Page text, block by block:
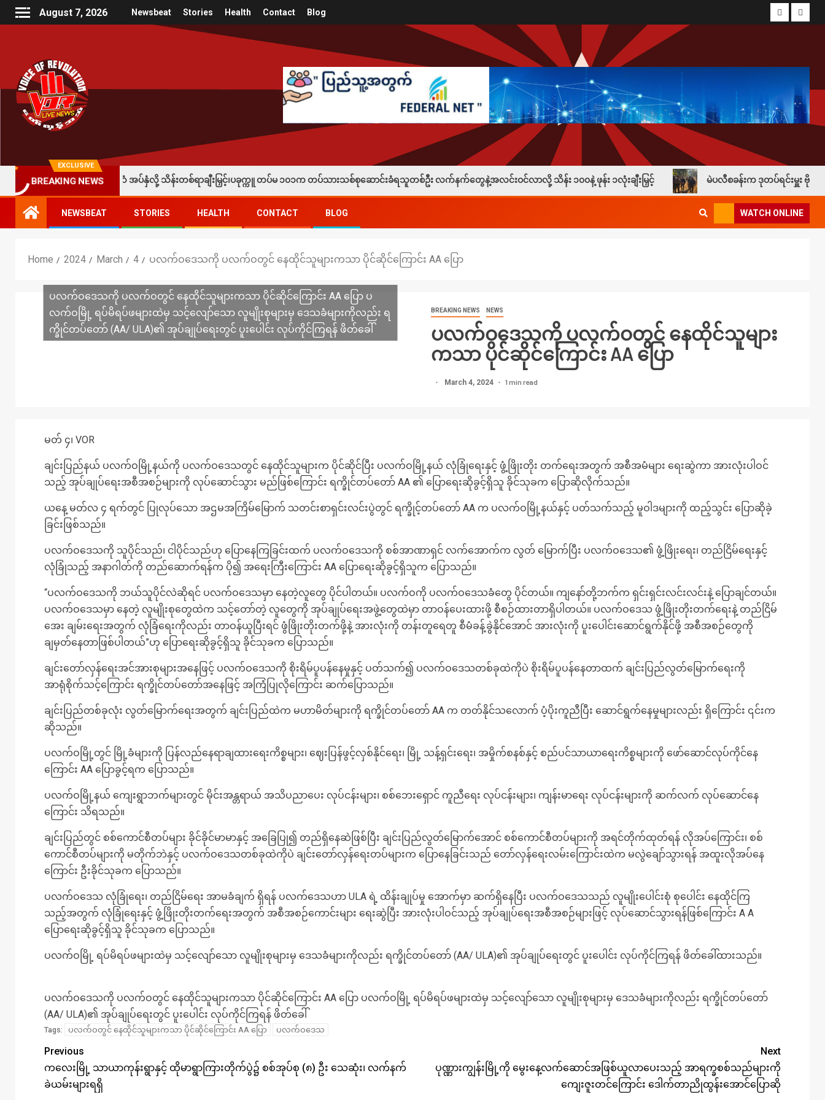
August 7, 2026 Newsbeat Stories Health Contact Blog
EXCLUSIVE
BREAKING NEWS
ရေးတပ်တွေထံ အပ်နှံလို့ သိန်းတစ်ရာချီးမြှင့်၊ပခုက္ကူ တပ်မ ၁၀၁က တပ်သားသစ်စုဆောင်းခံရသူတစ်ဦး လက်နက်တွေနဲ့အလင်းဝင်လာလို့ သိန်း ၁၀၀နဲ့ ဖုန်း ၁လုံးချီးမြှင့် မဲပလီစခန်းက ဒုတပ်ရင်းမှူး ဗိုလ်မှူးခန့်နိုင်၊ ဗိုလ်က
NEWSBEAT STORIES HEALTH CONTACT BLOG WATCH ONLINE
Home 2024 March 4 ပလက်ဝဒေသကို ပလက်ဝတွင် နေထိုင်သူများကသာ ပိုင်ဆိုင်ကြောင်း AA ပြော
ပလက်ဝဒေသကို ပလက်ဝတွင် နေထိုင်သူများကသာ ပိုင်ဆိုင်ကြောင်း AA ပြော ပ
လက်ဝမြို့ ရပ်မိရပ်ဖများထဲမှ သင့်လျော်သော လူမျိုးစုများမှ ဒေသခံများကိုလည်း ရ
က္ခိုင်တပ်တော် (AA/ ULA)၏ အုပ်ချုပ်ရေးတွင် ပူးပေါင်း လုပ်ကိုင်ကြရန် ဖိတ်ခေါ်
BREAKING NEWS NEWS
ပလက်ဝဒေသကို ပလက်ဝတွင် နေထိုင်သူများ
ကသာ ပိုင်ဆိုင်ကြောင်း AA ပြော
March 4, 2024 1 min read
မတ် ၄၊ VOR
ချင်းပြည်နယ် ပလက်ဝမြို့နယ်ကို ပလက်ဝဒေသတွင် နေထိုင်သူများက ပိုင်ဆိုင်ပြီး ပလက်ဝမြို့နယ် လုံခြုံရေးနှင့် ဖွံ့ဖြိုးတိုး တက်ရေးအတွက် အစီအမံများ ရေးဆွဲကာ အားလုံးပါဝင်
သည့် အုပ်ချုပ်ရေးအစီအစဉ်များကို လုပ်ဆောင်သွား မည်ဖြစ်ကြောင်း ရက္ခိုင်တပ်တော် AA ၏ ပြောရေးဆိုခွင့်ရှိသူ ခိုင်သုခက ပြောဆိုလိုက်သည်။
ယနေ့ မတ်လ ၄ ရက်တွင် ပြုလုပ်သော အဌမအကြိမ်မြောက် သတင်းစာရှင်းလင်းပွဲတွင် ရက္ခိုင့်တပ်တော် AA က ပလက်ဝမြို့နယ်နှင့် ပတ်သက်သည့် မူဝါဒများကို ထည့်သွင်း ပြောဆိုခဲ့
ခြင်းဖြစ်သည်။
ပလက်ဝဒေသကို သူပိုင်သည်၊ ငါပိုင်သည်ဟု ပြောနေကြခြင်းထက် ပလက်ဝဒေသကို စစ်အာဏာရှင် လက်အောက်က လွတ် မြောက်ပြီး ပလက်ဝဒေသ၏ ဖွံ့ဖြိုးရေး၊ တည်ငြိမ်ရေးနှင့်
လုံခြုံသည့် အနာဂါတ်ကို တည်ဆောက်ရန်က ပို၍ အရေးကြီးကြောင်း AA ပြောရေးဆိုခွင့်ရှိသူက ပြောသည်။
“ပလက်ဝဒေသကို ဘယ်သူပိုင်လဲဆိုရင် ပလက်ဝဒေသမှာ‌ နေတဲ့လူတွေ ပိုင်ပါတယ်။ ပလက်ဝကို ပလက်ဝဒေသခံတွေ ပိုင်တယ်။ ကျနော်တို့ဘက်က ရှင်းရှင်းလင်းလင်းနဲ့ ပြောချင်တယ်။
ပလက်ဝဒေသမှာ‌ နေတဲ့ လူမျိုးစုတွေထဲက သင့်တော်တဲ့ လူတွေကို အုပ်ချုပ်ရေးအဖွဲ့တွေထဲမှာ တာဝန်ပေးထားဖို့ စီစဉ်ထားတာရှိပါတယ်။ ပလက်ဝဒေသ ဖွံ့ဖြိုးတိုးတက်ရေးနဲ့ တည်ငြိမ်
အေး ချမ်းရေးအတွက် လုံခြံရေးကိုလည်း တာဝန်ယူပြီးရင် ဖွံဖြိုးတိုးတက်ဖို့နဲ့ အားလုံးကို တန်းတူရေတူ စီမံခန့်ခွဲနိုင်အောင် အားလုံးကို ပူးပေါင်းဆောင်ရွက်နိုင်ဖို့ အစီအစဉ်တွေကို
ချမှတ်နေတာဖြစ်ပါတယ်”ဟု ပြောရေးဆိုခွင့်ရှိသူ ခိုင်သုခက ပြောသည်။
ချင်းတော်လှန်ရေးအင်အားစုများအနေဖြင့် ပလက်ဝဒေသကို စိုးရိမ်ပူပန်နေမှုနှင့် ပတ်သက်၍ ပလက်ဝဒေသတစ်ခုထဲကိုပဲ စိုးရိမ်ပူပန်နေတာထက် ချင်းပြည်လွတ်မြောက်ရေးကို
အာရုံစိုက်သင့်ကြောင်း ရက္ခိုင်တပ်တော်အနေဖြင့် အကြံပြုလိုကြောင်း ဆက်ပြောသည်။
ချင်းပြည်တစ်ခုလုံး လွတ်မြောက်ရေးအတွက် ချင်းပြည်ထဲက မဟာမိတ်များကို ရက္ခိုင်တပ်တော် AA က တတ်နိုင်သလောက် ပံ့ပိုးကူညီပြီး ဆောင်ရွက်နေမှုများလည်း ရှိကြောင်း ၎င်းက
ဆိုသည်။
ပလက်ဝမြို့တွင် မြို့ခံများကို ပြန်လည်နေရာချထားရေးကိစ္စများ၊ ဈေးပြန်ဖွင့်လှစ်နိုင်ရေး၊ မြို့ သန့်ရှင်းရေး၊ အမှိုက်စနစ်နှင့် စည်ပင်သာယာရေးကိစ္စများကို ဖော်ဆောင်လုပ်ကိုင်နေ
ကြောင်း AA ပြောခွင့်ရက ပြောသည်။
ပလက်ဝမြို့နယ် ကျေးရွာဘက်များတွင် မိုင်းအန္တရာယ် အသိပညာပေး လုပ်ငန်းများ၊ စစ်ဘေးရှောင် ကူညီရေး လုပ်ငန်းများ၊ ကျန်းမာရေး လုပ်ငန်းများကို ဆက်လက် လုပ်ဆောင်နေ
ကြောင်း သိရသည်။
ချင်းပြည်တွင် စစ်ကောင်စီတပ်များ ခိုင်ခိုင်မာမာနှင့် အခြေပြု၍ တည်ရှိနေဆဲဖြစ်ပြီး ချင်းပြည်လွတ်မြောက်အောင် စစ်ကောင်စီတပ်များကို အရင်တိုက်ထုတ်ရန် လိုအပ်ကြောင်း၊ စစ်
ကောင်စီတပ်များကို မတိုက်ဘဲနှင့် ပလက်ဝဒေသတစ်ခုထဲကိုပဲ ချင်းတော်လှန်ရေးတပ်များက ပြောနေခြင်းသည် တော်လှန်ရေးလမ်းကြောင်းထဲက မလွဲချော်သွားရန် အထူးလိုအပ်နေ
ကြောင်း ဦးခိုင်သုခက ပြောသည်။
ပလက်ဝဒေသ လုံခြုံရေး၊ တည်ငြိမ်ရေး အာမခံချက် ရှိရန် ပလက်ဒေသဟာ ULA ရဲ့ ထိန်းချုပ်မှု အောက်မှာ ဆက်ရှိနေပြီး ပလက်ဝဒေသသည် လူမျိုးပေါင်းစုံ စုပေါင်း နေထိုင်ကြ
သည့်အတွက် လုံခြုံရေးနှင့် ဖွံ့ဖြိုးတိုးတက်ရေးအတွက် အစီအစဉ်ကောင်းများ ရေးဆွဲပြီး အားလုံးပါဝင်သည့် အုပ်ချုပ်ရေးအစီအစဉ်များဖြင့် လုပ်ဆောင်သွားရန်ဖြစ်ကြောင်း A A
ပြောရေးဆိုခွင့်ရှိသူ ခိုင်သုခက ပြောသည်။
ပလက်ဝမြို့ ရပ်မိရပ်ဖများထဲမှ သင့်လျော်သော လူမျိုးစုများမှ ဒေသခံများကိုလည်း ရက္ခိုင်တပ်တော် (AA/ ULA)၏ အုပ်ချုပ်ရေးတွင် ပူးပေါင်း လုပ်ကိုင်ကြရန် ဖိတ်ခေါ်ထားသည်။
ပလက်ဝဒေသကို ပလက်ဝတွင် နေထိုင်သူများကသာ ပိုင်ဆိုင်ကြောင်း AA ပြော ပလက်ဝမြို့ ရပ်မိရပ်ဖများထဲမှ သင့်လျော်သော လူမျိုးစုများမှ ဒေသခံများကိုလည်း ရက္ခိုင်တပ်တော်
(AA/ ULA)၏ အုပ်ချုပ်ရေးတွင် ပူးပေါင်း လုပ်ကိုင်ကြရန် ဖိတ်ခေါ်
Tags: ပလက်ဝတွင် နေထိုင်သူများကသာ ပိုင်ဆိုင်ကြောင်း AA ပြော ပလက်ဝဒေသ
Previous
ကလေးမြို့ သာယာကုန်းရွာနှင့် ထိုမာရွာကြားတိုက်ပွဲ၌ စစ်အုပ်စု (၈) ဦး သေဆုံး၊ လက်နက်
ခဲယမ်းများရရှိ
Next
ပုဏ္ဏားကျွန်းမြို့ကို မွေးနေ့လက်ဆောင်အဖြစ်ယူလာပေးသည့် အာရက္ခစစ်သည်များကို
ကျေးဇူးတင်ကြောင်း ဒေါက်တာညိုထွန်းအောင်ပြောဆို